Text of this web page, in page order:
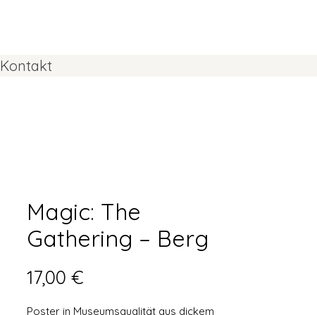
Kontakt
Magic: The
Gathering – Berg
17,00 €
Poster in Museumsqualität aus dickem